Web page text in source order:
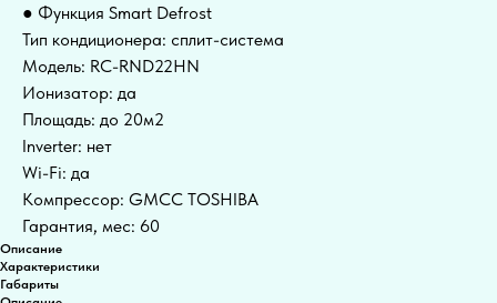
● Функция Smart Defrost
Тип кондиционера: сплит-система
Модель: RC-RND22HN
Ионизатор: да
Площадь: до 20м2
Inverter: нет
Wi-Fi: да
Компрессор: GMCC TOSHIBA
Гарантия, мес: 60
Описание
Характеристики
Габариты